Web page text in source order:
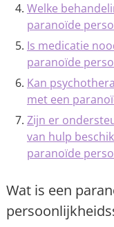
Welke
paranoïde
Is medicatie
paranoïde
Kan
met een
Zijn er
van hulp
paranoïde
Wat is een